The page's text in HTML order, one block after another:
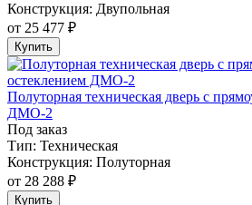
Конструкция: Двупольная
от 25 477 ₽
Купить
Полуторная техническая дверь с
ДМО-2
Под заказ
Тип: Техническая
Конструкция: Полуторная
от 28 288 ₽
Купить